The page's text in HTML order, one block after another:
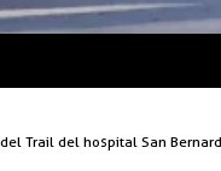
Trail del hospital San